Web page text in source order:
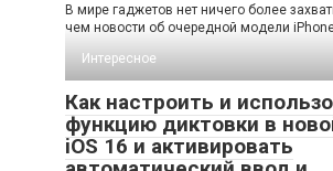
В мире гаджетов нет ничего более
чем новости об очередной модели
Интересное
Как настроить и
функцию диктовки в
iOS 16 и активировать